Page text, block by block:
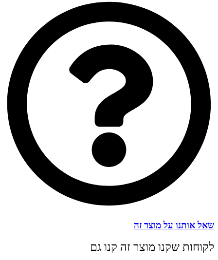
שאל אותנו על מוצר זה
לקוחות שקנו מוצר זה קנו גם